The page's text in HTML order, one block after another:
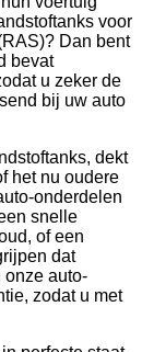
voor
Dan bent
bevat
u zeker de
bij uw auto
dekt
het nu oudere
onderdelen
snelle
of een
dat
onze auto-
zodat u met